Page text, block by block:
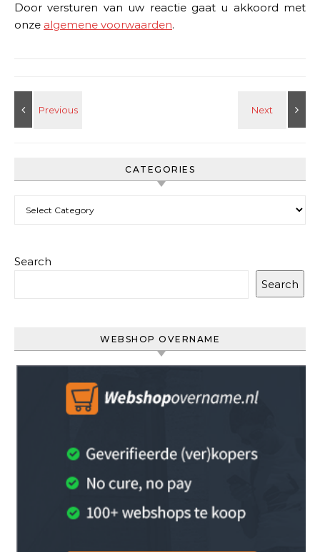
Door versturen van uw reactie gaat u akkoord met
onze algemene voorwaarden.
CATEGORIES
Search
Search
WEBSHOP OVERNAME